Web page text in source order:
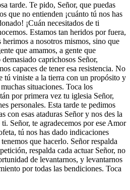
tarde. Te pido, Señor, que puedas
que no entienden ¡cuánto tú nos has
¡Cuán necesitados de ti
Estamos tan heridos por fuera,
a nosotros mismos, sino que
que amamos, a gente que
caprichosos Señor,
capaces de tener esa resistencia. No
tú viniste a la tierra con un propósito y
situaciones. Toca los
por primera vez tu iglesia Señor,
personales. Esta tarde te pedimos
con esas ataduras Señor y nos des la
Señor, te agradecemos por ese Amor
tú nos has dado indicaciones
que hacerlo. Señor respalda
respalda cada actuar Señor, no
de levantarnos, y levantarnos
por todas las bendiciones. Toca